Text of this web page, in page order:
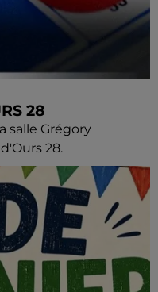
28
salle Grégory
28.